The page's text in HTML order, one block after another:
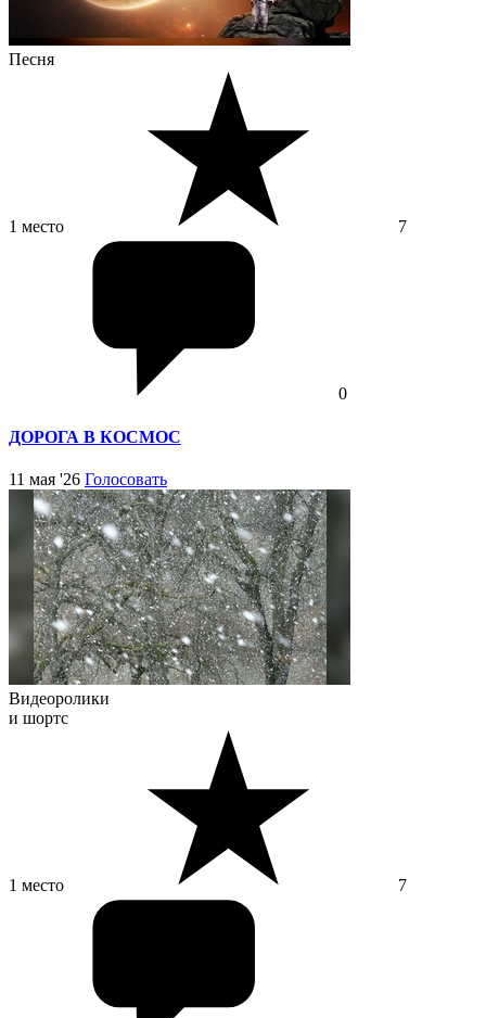
Песня
1 место 7
0
ДОРОГА В КОСМОС
11 мая '26 Голосовать
Видеоролики
и шортс
1 место 7